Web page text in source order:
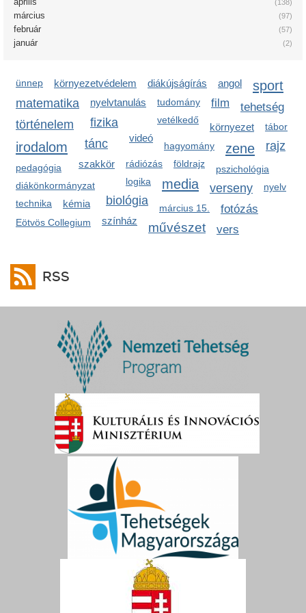
(138)
(97)
március
(57)
február
(2)
január
ünnep környezetvédelem diákújságírás angol sport
matematika nyelvtanulás tudomány film tehetség
vetélkedő
fizika
történelem környezet tábor
videó
irodalom hagyomány
tánc zene
szakkör rádiózás földrajz
pedagógia
rajz
pszichológia
logika
diákönkormányzat media
verseny
biológia
technika
nyelv
március 15.
kémia fotózás
Eötvös Collegium színház művészet vers
RSS